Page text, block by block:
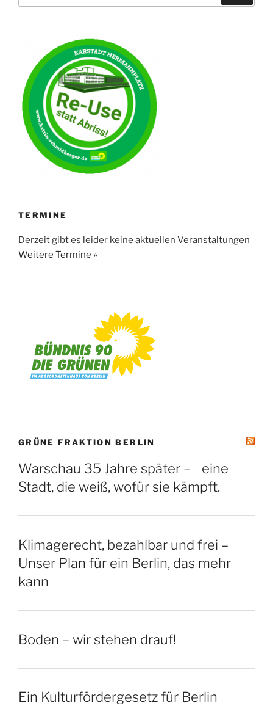
TERMINE
Derzeit gibt es leider keine aktuellen Veranstaltungen
Weitere Termine »
GRÜNE FRAKTION BERLIN
Warschau 35 Jahre später – eine
Stadt, die weiß, wofür sie kämpft.
Klimagerecht, bezahlbar und frei –
Unser Plan für ein Berlin, das mehr
kann
Boden – wir stehen drauf!
Ein Kulturfördergesetz für Berlin